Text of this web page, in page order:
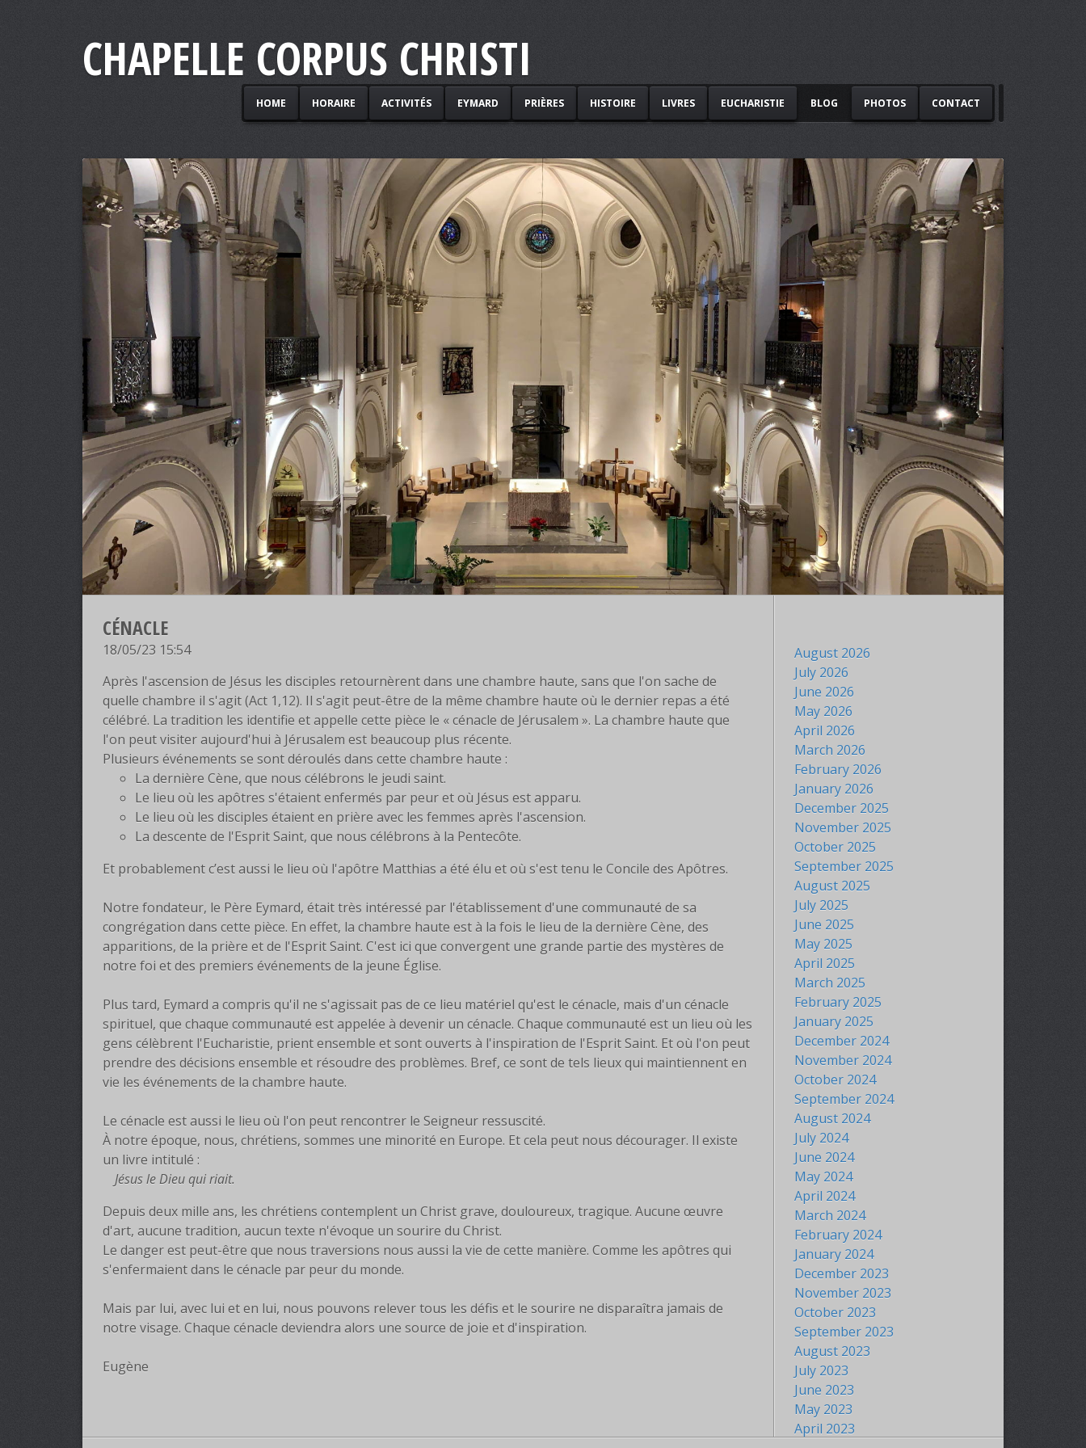
CHAPELLE CORPUS CHRISTI
HOME HORAIRE ACTIVITÉS EYMARD PRIÈRES HISTOIRE LIVRES EUCHARISTIE BLOG PHOTOS CONTACT
CÉNACLE
18/05/23 15:54
Après l'ascension de Jésus les disciples retournèrent dans une chambre haute, sans que l'on sache de
quelle chambre il s'agit (Act 1,12). Il s'agit peut-être de la même chambre haute où le dernier repas a été
célébré. La tradition les identifie et appelle cette pièce le « cénacle de Jérusalem ». La chambre haute que
l'on peut visiter aujourd'hui à Jérusalem est beaucoup plus récente.
Plusieurs événements se sont déroulés dans cette chambre haute :
La dernière Cène, que nous célébrons le jeudi saint.
Le lieu où les apôtres s'étaient enfermés par peur et où Jésus est apparu.
Le lieu où les disciples étaient en prière avec les femmes après l'ascension.
La descente de l'Esprit Saint, que nous célébrons à la Pentecôte.
Et probablement c’est aussi le lieu où l'apôtre Matthias a été élu et où s'est tenu le Concile des Apôtres.
Notre fondateur, le Père Eymard, était très intéressé par l'établissement d'une communauté de sa
congrégation dans cette pièce. En effet, la chambre haute est à la fois le lieu de la dernière Cène, des
apparitions, de la prière et de l'Esprit Saint. C'est ici que convergent une grande partie des mystères de
notre foi et des premiers événements de la jeune Église.
Plus tard, Eymard a compris qu'il ne s'agissait pas de ce lieu matériel qu'est le cénacle, mais d'un cénacle
spirituel, que chaque communauté est appelée à devenir un cénacle. Chaque communauté est un lieu où les
gens célèbrent l'Eucharistie, prient ensemble et sont ouverts à l'inspiration de l'Esprit Saint. Et où l'on peut
prendre des décisions ensemble et résoudre des problèmes. Bref, ce sont de tels lieux qui maintiennent en
vie les événements de la chambre haute.
Le cénacle est aussi le lieu où l'on peut rencontrer le Seigneur ressuscité.
À notre époque, nous, chrétiens, sommes une minorité en Europe. Et cela peut nous décourager. Il existe
un livre intitulé :
Jésus le Dieu qui riait.
Depuis deux mille ans, les chrétiens contemplent un Christ grave, douloureux, tragique. Aucune œuvre
d'art, aucune tradition, aucun texte n'évoque un sourire du Christ.
Le danger est peut-être que nous traversions nous aussi la vie de cette manière. Comme les apôtres qui
s'enfermaient dans le cénacle par peur du monde.
Mais par lui, avec lui et en lui, nous pouvons relever tous les défis et le sourire ne disparaîtra jamais de
notre visage. Chaque cénacle deviendra alors une source de joie et d'inspiration.
Eugène
August 2026
July 2026
June 2026
May 2026
April 2026
March 2026
February 2026
January 2026
December 2025
November 2025
October 2025
September 2025
August 2025
July 2025
June 2025
May 2025
April 2025
March 2025
February 2025
January 2025
December 2024
November 2024
October 2024
September 2024
August 2024
July 2024
June 2024
May 2024
April 2024
March 2024
February 2024
January 2024
December 2023
November 2023
October 2023
September 2023
August 2023
July 2023
June 2023
May 2023
April 2023